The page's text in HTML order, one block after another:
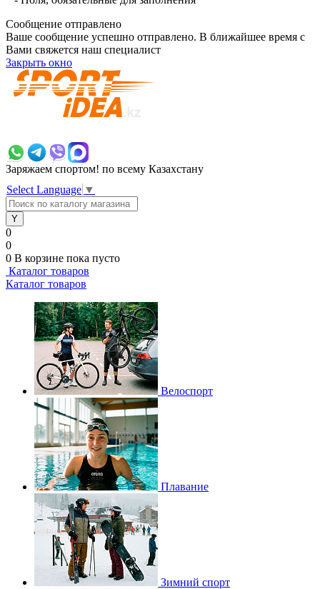
Сообщение отправлено
Ваше сообщение успешно отправлено. В ближайшее время с
Вами свяжется наш специалист
Закрыть окно
Заряжаем спортом! по всему Казахстану
Select Language ▼
0
0
0 В корзине пока пусто
Каталог товаров
Каталог товаров
Велоспорт
Плавание
Зимний спорт